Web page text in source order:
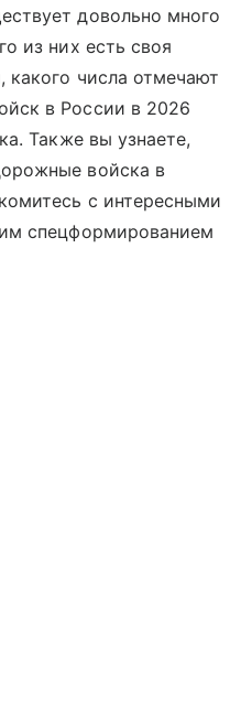
довольно много
из них есть своя
какого числа отмечают
в России в 2026
Также вы узнаете,
войска в
с интересными
спецформированием